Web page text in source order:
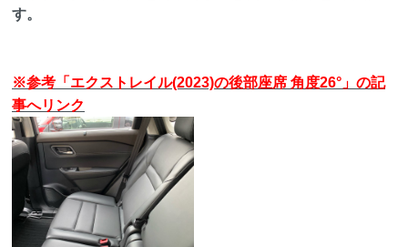
す。
※参考「エクストレイル(2023)の後部座席 角度26°」の記
事へリンク